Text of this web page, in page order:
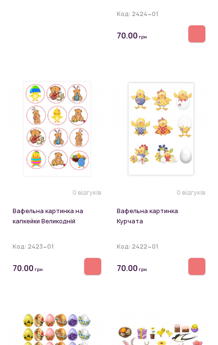
Код: 2424~01
70.00 грн
0 відгуків
Вафельна картинка на
капкейки Великодній
Код: 2423~01
70.00 грн
0 відгуків
Вафельна картинка
Курчата
Код: 2422~01
70.00 грн